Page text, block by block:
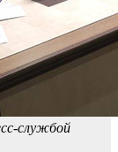
службой